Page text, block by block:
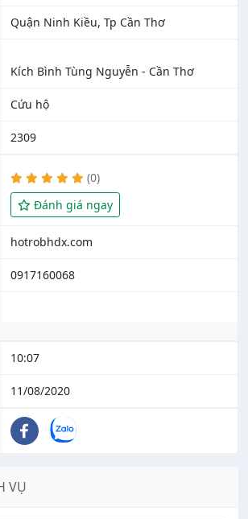
Quận Ninh Kiều, Tp Cần Thơ
Kích Bình Tùng Nguyễn - Cần Thơ
Cứu hộ
2309
(0)
Đánh giá ngay
0917160068
10:07
11/08/2020
VỤ